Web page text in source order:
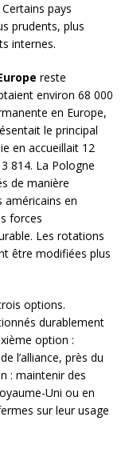
pays
prudents, plus
internes.
reste
environ 68 000
en Europe,
le principal
en accueillait 12
814. La Pologne
de manière
américains en
forces
Les rotations
être modifiées plus
options.
durablement
option :
l’alliance, près du
: maintenir des
Uni ou en
sur leur usage